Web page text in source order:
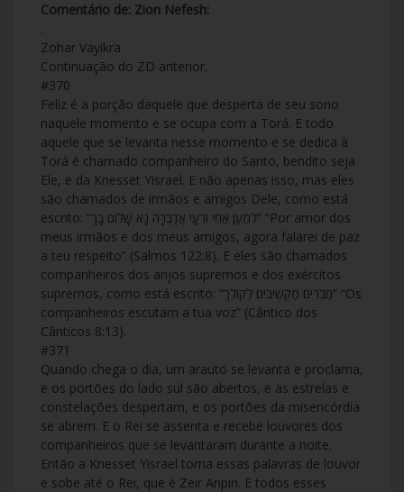
Comentário de: Zion Nefesh:
.
Zohar Vayikra
Continuação do ZD anterior.
#370
Feliz é a porção daquele que desperta de seu sono
naquele momento e se ocupa com a Torá. E todo
aquele que se levanta nesse momento e se dedica à
Torá é chamado companheiro do Santo, bendito seja
Ele, e da Knesset Yisrael. E não apenas isso, mas eles
são chamados de irmãos e amigos Dele, como está
escrito: “לְמַעַן אַחַי וְרֵעָי אֲדַבְּרָה נָא שָׁלוֹם בָּךְ” “Por amor dos
meus irmãos e dos meus amigos, agora falarei de paz
a teu respeito” (Salmos 122:8). E eles são chamados
companheiros dos anjos supremos e dos exércitos
supremos, como está escrito: “חֲבֵרִים מַקְשִׁיבִים לְקוֹלֵךְ” “Os
companheiros escutam a tua voz” (Cântico dos
Cânticos 8:13).
#371
Quando chega o dia, um arauto se levanta e proclama,
e os portões do lado sul são abertos, e as estrelas e
constelações despertam, e os portões da misericórdia
se abrem. E o Rei se assenta e recebe louvores dos
companheiros que se levantaram durante a noite.
Então a Knesset Yisrael toma essas palavras de louvor
e sobe até o Rei, que é Zeir Anpin. E todos esses